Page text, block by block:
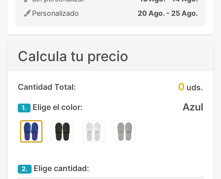
Personalizado
20 Ago. - 25 Ago.
Calcula tu precio
Cantidad Total: 0 uds.
1. Elige el color: Azul
2. Elige cantidad: